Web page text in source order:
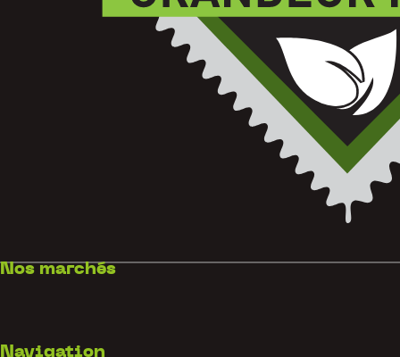
Nos marchés
Navigation